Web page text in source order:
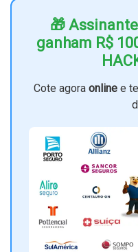
🎁
ganham R$
Cote agora onlinee